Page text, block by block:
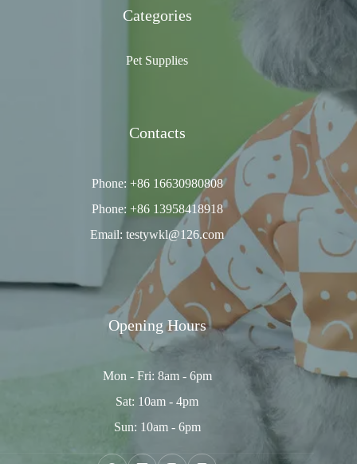
Categories
Pet Supplies
Contacts
Phone: +86 16630980808
Phone: +86 13958418918
Email: testywkl@126.com
Opening Hours
Mon - Fri: 8am - 6pm
Sat: 10am - 4pm
Sun: 10am - 6pm